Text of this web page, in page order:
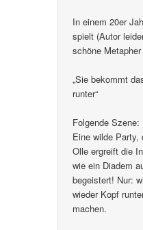
In einem 20er
spielt (Autor
schöne
„Sie bekommt
runter“
Folgende Szene:
Eine wilde
Olle ergreift die
wie ein Diadem
begeistert! Nur:
wieder Kopf
machen.